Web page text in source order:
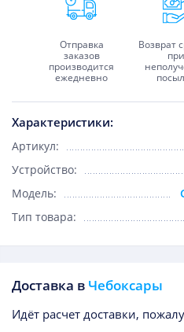
Характеристики:
Артикул:
Устройство:
Модель:
Тип товара:
Доставка в Чебоксары
Идёт расчет доставки,
Отправка
заказов
производится
ежедневно
Возврат
при